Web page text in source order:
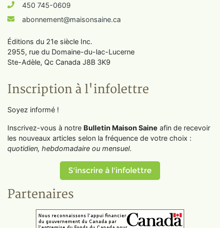
450 745-0609
abonnement@maisonsaine.ca
Éditions du 21e siècle Inc.
2955, rue du Domaine-du-lac-Lucerne
Ste-Adèle, Qc Canada J8B 3K9
Inscription à l'infolettre
Soyez informé !
Inscrivez-vous à notre Bulletin Maison Saine afin de recevoir
les nouveaux articles selon la fréquence de votre choix :
quotidien, hebdomadaire ou mensuel.
S'inscrire à l'infolettre
Partenaires